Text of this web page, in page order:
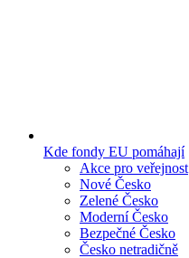
Kde fondy EU pomáhají
Akce pro veřejnost
Nové Česko
Zelené Česko
Moderní Česko
Bezpečné Česko
Česko netradičně